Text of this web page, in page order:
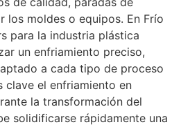
los moldes o equipos. En Frío
para la industria plástica
un enfriamiento preciso,
a cada tipo de proceso
clave el enfriamiento en
la transformación del
solidificarse rápidamente una